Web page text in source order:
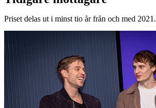
Priset delas ut i minst tio år från och med 2021.